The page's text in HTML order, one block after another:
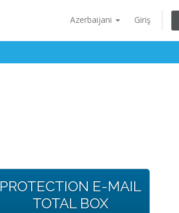
Azerbaijani Giriş
PROTECTION E-MAIL
TOTAL BOX